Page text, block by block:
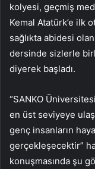
kolyesi, geçmiş
Kemal Atatürk’e ilk
sağlıkta abidesi
dersinde sizlerle
diyerek başladı.
“SANKO
en üst seviyeye
genç insanların
gerçekleşecektir”
konuşmasında şu